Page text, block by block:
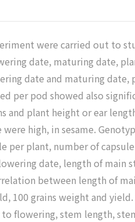
were carried out to
date, maturing date,
date and maturing date,
per pod showed also
and plant height or ear
were high, in sesame.
per plant, number of
date, length of main
between length of
100 grains weight and
to flowering, stem length,